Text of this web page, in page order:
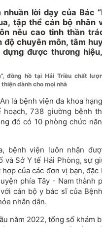
nhuần lời dạy của Bác
tập thể cán bộ nhân
nêu cao tinh thần
độ chuyên môn, tâm
được thương
đồng hồ tại Hải Triều chất
dành cho mọi nhà
là bệnh viện đa khoa
hoạch, 738 giường bệnh
đó có 10 phòng chức
bệnh viện luôn nhận
và Sở Y tế Hải Phòng, sự
của các đơn vị bạn,
phía Tây - Nam thành
cán bộ y bác sĩ của
nhân dân.
năm 2022, tổng số khám